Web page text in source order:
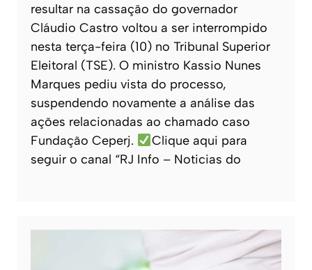
resultar na cassação do governador
Cláudio Castro voltou a ser interrompido
nesta terça-feira (10) no Tribunal Superior
Eleitoral (TSE). O ministro Kassio Nunes
Marques pediu vista do processo,
suspendendo novamente a análise das
ações relacionadas ao chamado caso
Fundação Ceperj.
Clique aqui para
seguir o canal “RJ Info – Noticias do